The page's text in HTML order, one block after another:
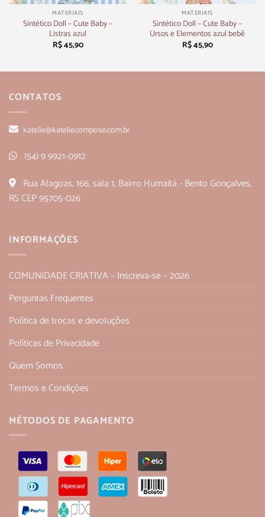
MATERIAIS
Sintético Doll – Cute Baby –
Listras azul
R$45,90
MATERIAIS
Sintético Doll – Cute Baby –
Ursos e Elementos azul bebê
R$45,90
CONTATOS
katelie@kateliecompose.com.br
(54) 9 9921-0912
Rua Alagoas, 166, sala 1, Bairro Humaitá - Bento Gonçalves,
RS CEP 95705-026
INFORMAÇÕES
COMUNIDADE CRIATIVA – Inscreva-se – 2026
Perguntas Frequentes
Política de trocas e devoluções
Políticas de Privacidade
Quem Somos
Termos e Condições
MÉTODOS DE PAGAMENTO